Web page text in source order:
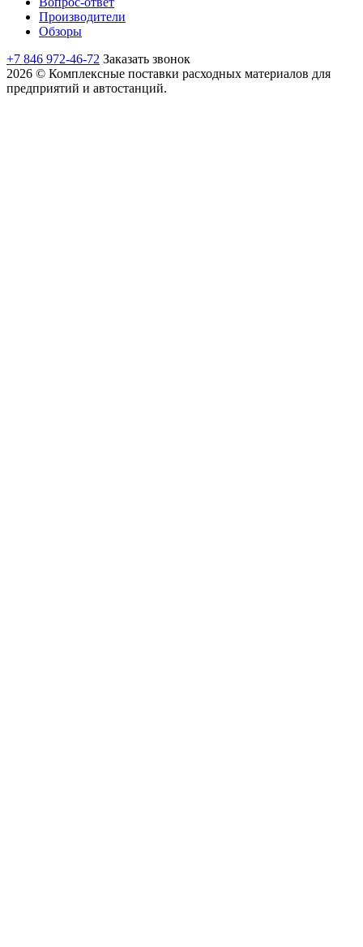
Производители
Обзоры
+7 846 972-46-72 Заказать звонок
2026 © Комплексные поставки расходных материалов для
предприятий и автостанций.